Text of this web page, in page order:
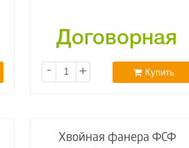
Договорная
- + Купить
Хвойная фанера ФСФ